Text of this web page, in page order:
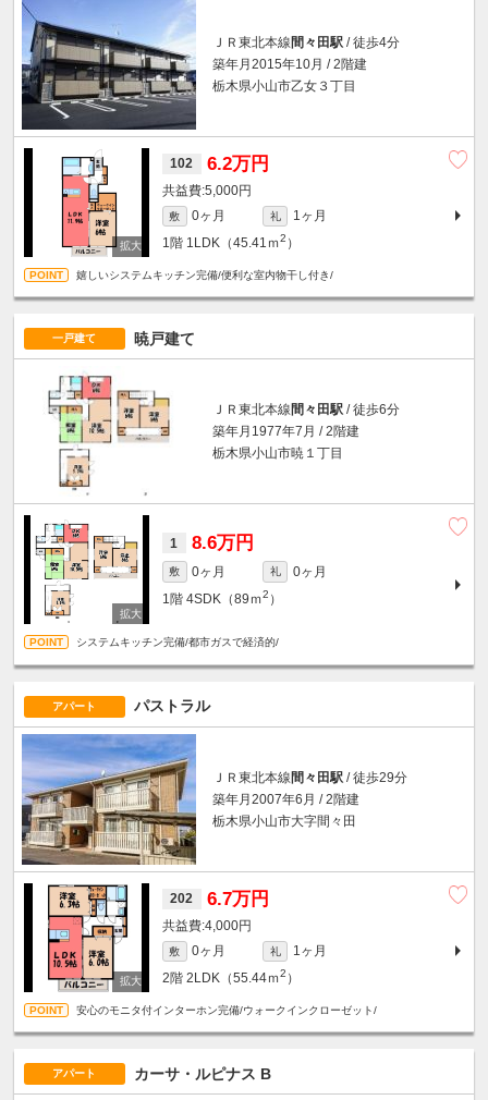
ＪＲ東北本線間々田駅 / 徒歩4分
築年月2015年10月 / 2階建
栃木県小山市乙女３丁目
102 6.2万円
5,000円
敷 0ヶ月 礼
1ヶ月
1階 1LDK（45.41ｍ2 ）
嬉しいシステムキッチン完備/便利な室内物干し付き/
一戸建て 暁戸建て
ＪＲ東北本線 間々田駅 / 徒歩6分
築年月1977年7月 / 2階建
栃木県小山市暁１丁目
1 8.6万円
敷 0ヶ月 礼
0ヶ月
1階 4SDK（89ｍ2 ）
システムキッチン完備/都市ガスで経済的/
アパート パストラル
ＪＲ東北本線間々田駅 / 徒歩29分
築年月2007年6月 / 2階建
栃木県小山市大字間々田
202 6.7万円
4,000円
敷 0ヶ月 礼
1ヶ月
2階 2LDK（55.44ｍ2 ）
安心のモニタ付インターホン完備/ウォークインクローゼット/
アパート カーサ・ルピナス B